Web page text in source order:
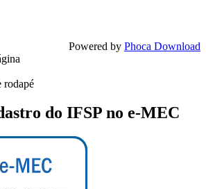
Powered by Phoca Download
rodapé
do IFSP no e-MEC